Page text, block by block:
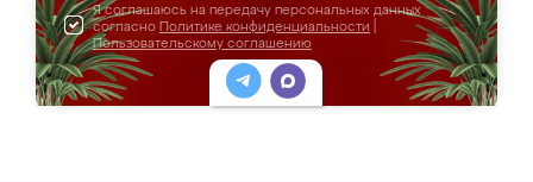
Я соглашаюсь на передачу персональных данных
согласно Политике конфиденциальности
Пользовательскому соглашению